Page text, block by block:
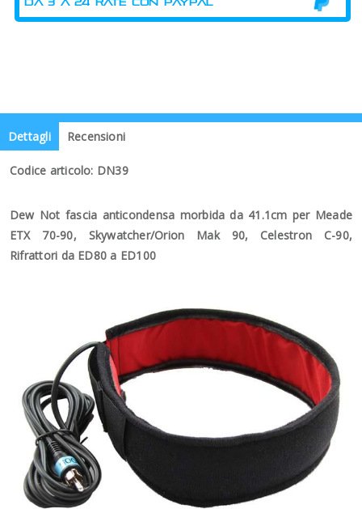
Dettagli Recensioni
Codice articolo: DN39
Dew Not fascia anticondensa morbida da 41.1cm per Meade
ETX 70-90, Skywatcher/Orion Mak 90, Celestron C-90,
Rifrattori da ED80 a ED100